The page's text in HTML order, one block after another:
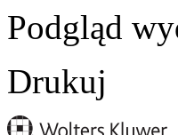
Podgląd
Drukuj